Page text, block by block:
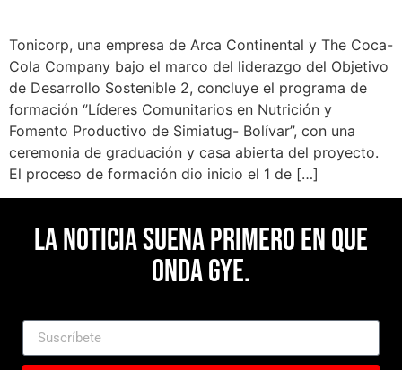
Tonicorp, una empresa de Arca Continental y The Coca-
Cola Company bajo el marco del liderazgo del Objetivo
de Desarrollo Sostenible 2, concluye el programa de
formación ‘’Líderes Comunitarios en Nutrición y
Fomento Productivo de Simiatug- Bolívar”, con una
ceremonia de graduación y casa abierta del proyecto.
El proceso de formación dio inicio el 1 de […]
La noticia suena primero en Que
Onda Gye.